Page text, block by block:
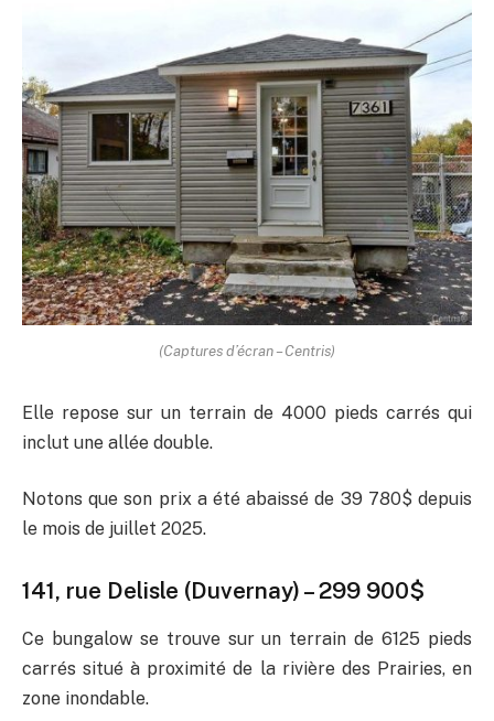
(Captures d’écran – Centris)
Elle repose sur un terrain de 4000 pieds carrés qui
inclut une allée double.
Notons que son prix a été abaissé de 39 780$ depuis
le mois de juillet 2025.
141, rue Delisle (Duvernay) – 299 900$
Ce bungalow se trouve sur un terrain de 6125 pieds
carrés situé à proximité de la rivière des Prairies, en
zone inondable.